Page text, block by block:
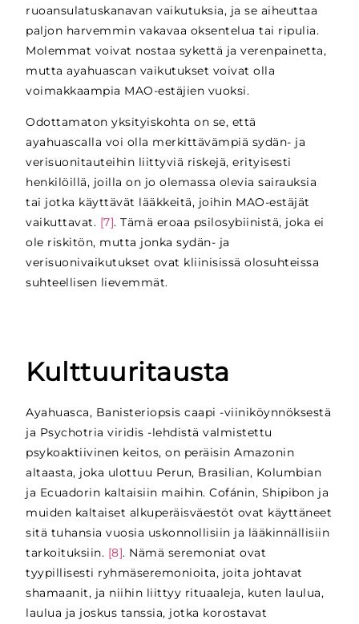
ruoansulatuskanavan vaikutuksia, ja se aiheuttaa
paljon harvemmin vakavaa oksentelua tai ripulia.
Molemmat voivat nostaa sykettä ja verenpainetta,
mutta ayahuascan vaikutukset voivat olla
voimakkaampia MAO-estäjien vuoksi.
Odottamaton yksityiskohta on se, että
ayahuascalla voi olla merkittävämpiä sydän- ja
verisuonitauteihin liittyviä riskejä, erityisesti
henkilöillä, joilla on jo olemassa olevia sairauksia
tai jotka käyttävät lääkkeitä, joihin MAO-estäjät
vaikuttavat. [7]. Tämä eroaa psilosybiinistä, joka ei
ole riskitön, mutta jonka sydän- ja
verisuonivaikutukset ovat kliinisissä olosuhteissa
suhteellisen lievemmät.
Kulttuuritausta
Ayahuasca, Banisteriopsis caapi -viiniköynnöksestä
ja Psychotria viridis -lehdistä valmistettu
psykoaktiivinen keitos, on peräisin Amazonin
altaasta, joka ulottuu Perun, Brasilian, Kolumbian
ja Ecuadorin kaltaisiin maihin. Cofánin, Shipibon ja
muiden kaltaiset alkuperäisväestöt ovat käyttäneet
sitä tuhansia vuosia uskonnollisiin ja lääkinnällisiin
tarkoituksiin. [8]. Nämä seremoniat ovat
tyypillisesti ryhmäseremonioita, joita johtavat
shamaanit, ja niihin liittyy rituaaleja, kuten laulua,
laulua ja joskus tanssia, jotka korostavat